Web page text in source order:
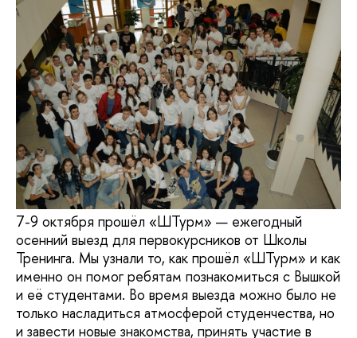
7-9 октября прошёл «ШТурм» — ежегодный
осенний выезд для первокурсников от Школы
Тренинга. Мы узнали то, как прошёл «ШТурм» и как
именно он помог ребятам познакомиться с Вышкой
и её студентами. Во время выезда можно было не
только насладиться атмосферой студенчества, но
и завести новые знакомства, принять участие в